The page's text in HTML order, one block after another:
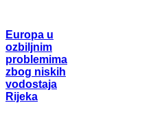
Europa u
ozbiljnim
problemima
zbog niskih
vodostaja
Rijeka